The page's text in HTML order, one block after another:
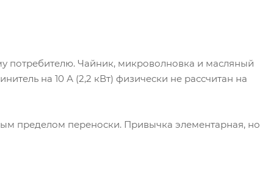
потребителю. Чайник, микроволновка и масляный
на 10 А (2,2 кВт) физически не рассчитан на
пределом переноски. Привычка элементарная, но